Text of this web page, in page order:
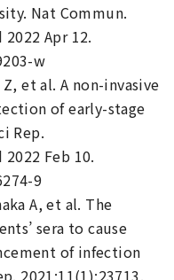
Nat Commun.
Apr 12.
w
et al. A non-invasive
of early-stage
Rep.
Feb 10.
9
A, et al. The
sera to cause
of infection
2021;11(1):23713.